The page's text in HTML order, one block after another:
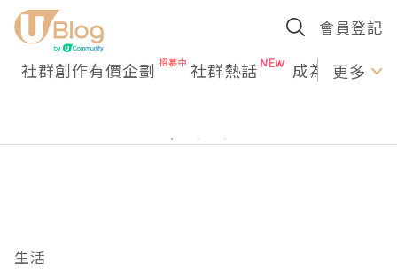
會員登記
社群創作有價企劃 社群熱話 成為U更多
生活